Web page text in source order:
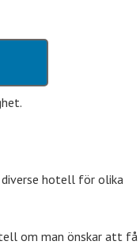
hotell för olika
om man önskar att få